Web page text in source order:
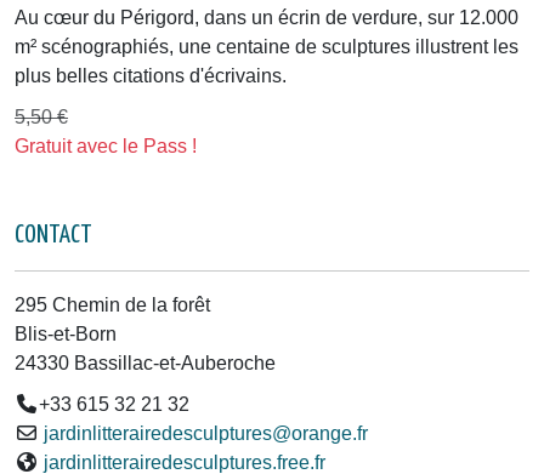
Au cœur du Périgord, dans un écrin de verdure, sur 12.000
m² scénographiés, une centaine de sculptures illustrent les
plus belles citations d'écrivains.
5,50 €
Gratuit avec le Pass !
CONTACT
295 Chemin de la forêt
Blis-et-Born
24330 Bassillac-et-Auberoche
+33 615 32 21 32
jardinlitterairedesculptures@orange.fr
jardinlitterairedesculptures.free.fr